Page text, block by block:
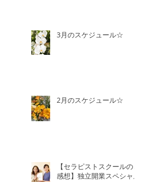
3月のスケジュール☆
2月のスケジュール☆
【セラピストスクールのご
感想】独立開業スペシャル